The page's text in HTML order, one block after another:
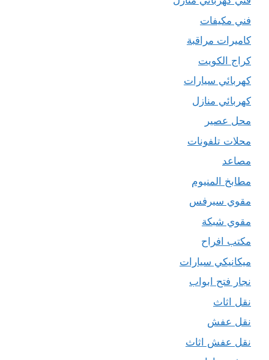
فني مكيفات
كاميرات مراقبة
كراج الكويت
كهربائي سيارات
كهربائي منازل
محل عصير
محلات تلفونات
مصاعد
مطابخ المنيوم
مقوي سيرفس
مقوي شبكة
مكتب افراح
ميكانيكي سيارات
نجار فتح ابواب
نقل اثاث
نقل عفش
نقل عفش اثاث